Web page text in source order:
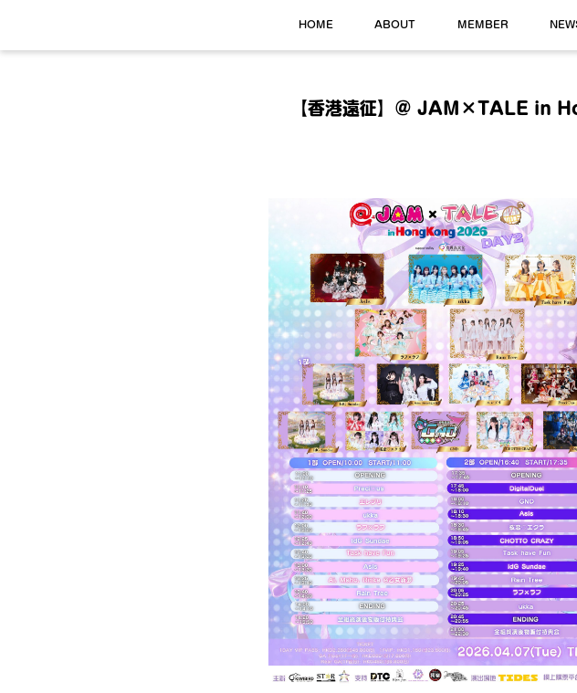
HOME ABOUT MEMBER
【香港遠征】＠ JAM×TALE